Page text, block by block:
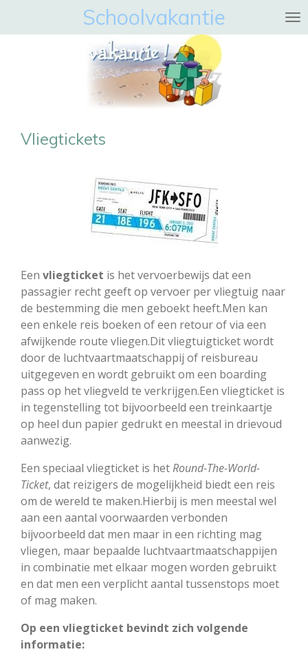
Schoolvakantie
Vliegtickets
Een vliegticket is het vervoerbewijs dat een
passagier recht geeft op vervoer per vliegtuig naar
de bestemming die men geboekt heeft.Men kan
een enkele reis boeken of een retour of via een
afwijkende route vliegen.Dit vliegtuigticket wordt
door de luchtvaartmaatschappij of reisbureau
uitgegeven en wordt gebruikt om een boarding
pass op het vliegveld te verkrijgen.Een vliegticket is
in tegenstelling tot bijvoorbeeld een treinkaartje
op heel dun papier gedrukt en meestal in drievoud
aanwezig.
Een speciaal vliegticket is hetRound-The-World-
Ticket, dat reizigers de mogelijkheid biedt een reis
om de wereld te maken.Hierbij is men meestal wel
aan een aantal voorwaarden verbonden
bijvoorbeeld dat men maar in een richting mag
vliegen, maar bepaalde luchtvaartmaatschappijen
in combinatie met elkaar mogen worden gebruikt
en dat men een verplicht aantal tussenstops moet
of mag maken.
Op een vliegticket bevindt zich volgende
informatie: